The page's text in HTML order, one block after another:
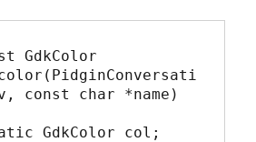
GdkColor
const char *name)